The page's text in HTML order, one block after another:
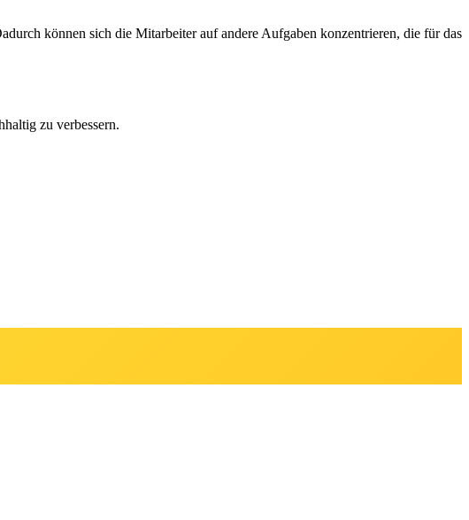
können sich die Mitarbeiter auf andere Aufgaben konzentrieren, die für das
zu verbessern.